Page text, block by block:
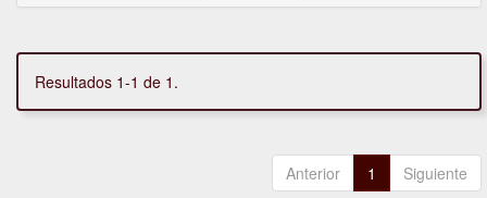
Resultados 1-1 de 1.
Anterior 1 Siguiente